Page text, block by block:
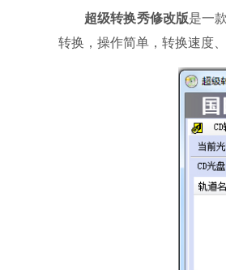
超级转换秀修改版是一
转换，操作简单，转换速度